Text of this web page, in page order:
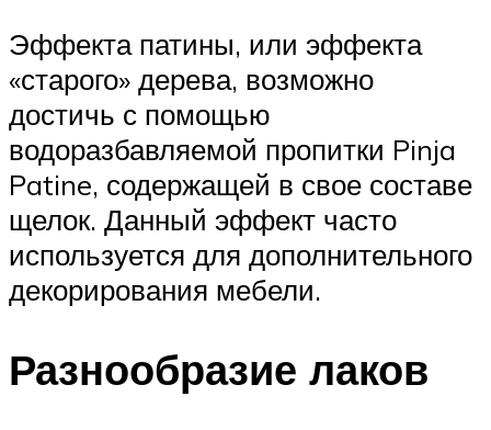
Эффекта патины, или эффекта
«старого» дерева, возможно
достичь с помощью
водоразбавляемой пропитки Pinja
Patine, содержащей в свое составе
щелок. Данный эффект часто
используется для дополнительного
декорирования мебели.
Разнообразие лаков